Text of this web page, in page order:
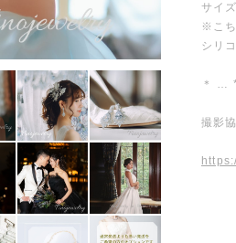
サイ
※こ
シリ
＊ …
撮影